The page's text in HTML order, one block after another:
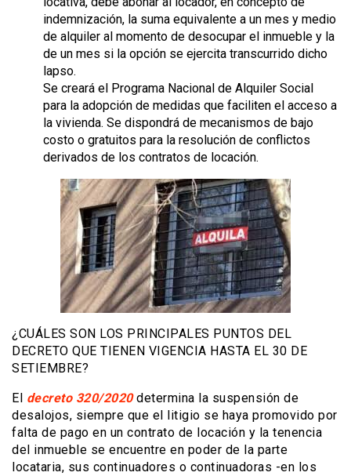
indemnización, la suma equivalente a un mes y medio
de alquiler al momento de desocupar el inmueble y la
de un mes si la opción se ejercita transcurrido dicho
lapso.
Se creará el Programa Nacional de Alquiler Social
para la adopción de medidas que faciliten el acceso a
la vivienda. Se dispondrá de mecanismos de bajo
costo o gratuitos para la resolución de conflictos
derivados de los contratos de locación.
¿CUÁLES SON LOS PRINCIPALES PUNTOS DEL
DECRETO QUE TIENEN VIGENCIA HASTA EL 30 DE
SETIEMBRE?
El decreto 320/2020determina la suspensión de
desalojos, siempre que el litigio se haya promovido por
falta de pago en un contrato de locación y la tenencia
del inmueble se encuentre en poder de la parte
locataria, sus continuadores o continuadoras -en los